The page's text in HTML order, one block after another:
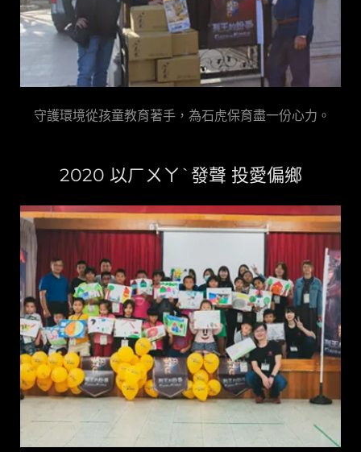
守護環境從孩童教育著手，為石虎保育盡一份心力。
2020 以ㄏㄨㄚˋ發聲 投愛偏鄉